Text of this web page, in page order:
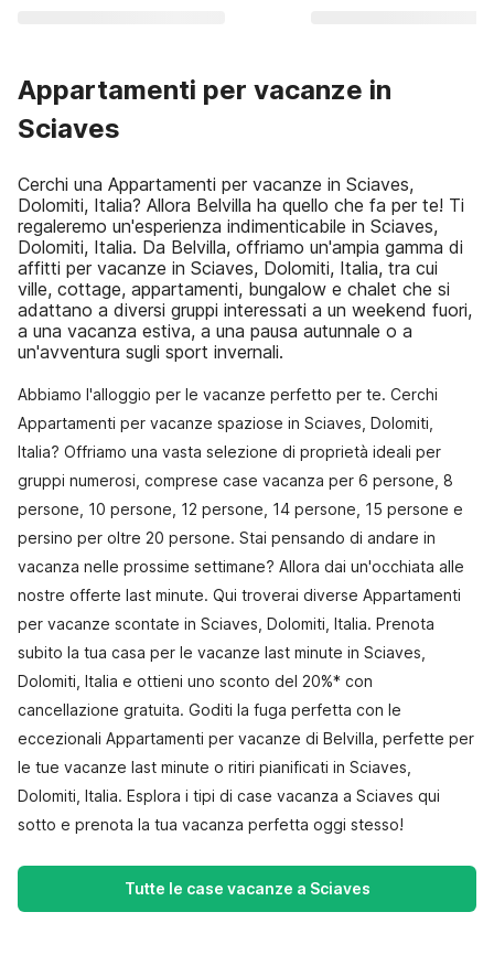
Appartamenti per vacanze in
Sciaves
Cerchi una Appartamenti per vacanze in Sciaves,
Dolomiti, Italia? Allora Belvilla ha quello che fa per te! Ti
regaleremo un'esperienza indimenticabile in Sciaves,
Dolomiti, Italia. Da Belvilla, offriamo un'ampia gamma di
affitti per vacanze in Sciaves, Dolomiti, Italia, tra cui
ville, cottage, appartamenti, bungalow e chalet che si
adattano a diversi gruppi interessati a un weekend fuori,
a una vacanza estiva, a una pausa autunnale o a
un'avventura sugli sport invernali.
Abbiamo l'alloggio per le vacanze perfetto per te. Cerchi
Appartamenti per vacanze spaziose in Sciaves, Dolomiti,
Italia? Offriamo una vasta selezione di proprietà ideali per
gruppi numerosi, comprese case vacanza per 6 persone, 8
persone, 10 persone, 12 persone, 14 persone, 15 persone e
persino per oltre 20 persone. Stai pensando di andare in
vacanza nelle prossime settimane? Allora dai un'occhiata alle
nostre offerte last minute. Qui troverai diverse Appartamenti
per vacanze scontate in Sciaves, Dolomiti, Italia. Prenota
subito la tua casa per le vacanze last minute in Sciaves,
Dolomiti, Italia e ottieni uno sconto del 20%* con
cancellazione gratuita. Goditi la fuga perfetta con le
eccezionali Appartamenti per vacanze di Belvilla, perfette per
le tue vacanze last minute o ritiri pianificati in Sciaves,
Dolomiti, Italia. Esplora i tipi di case vacanza a Sciaves qui
sotto e prenota la tua vacanza perfetta oggi stesso!
Tutte le case vacanze a Sciaves